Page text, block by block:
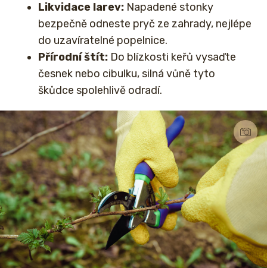
Likvidace larev: Napadené stonky
bezpečně odneste pryč ze zahrady, nejlépe
do uzavíratelné popelnice.
Přírodní štít: Do blízkosti keřů vysaďte
česnek nebo cibulku, silná vůně tyto
škůdce spolehlivě odradí.